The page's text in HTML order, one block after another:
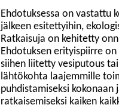
Ehdotuksessa on vastattu
jälkeen esitettyihin,
Ratkaisuja on kehitetty
Ehdotuksen erityispiirre
siihen liitetty vesiputous
lähtökohta laajemmille
puhdistamiseksi
ratkaisemiseksi kaiken